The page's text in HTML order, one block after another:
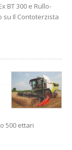
BT 300 e Rullo-
su Il Contoterzista
500 ettari